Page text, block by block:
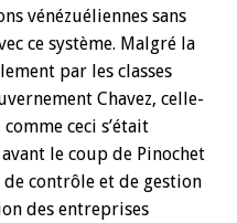
vénézuéliennes sans
ce système. Malgré la
par les classes
Chavez, celle-
ceci s’était
le coup de Pinochet
contrôle et de gestion
des entreprises